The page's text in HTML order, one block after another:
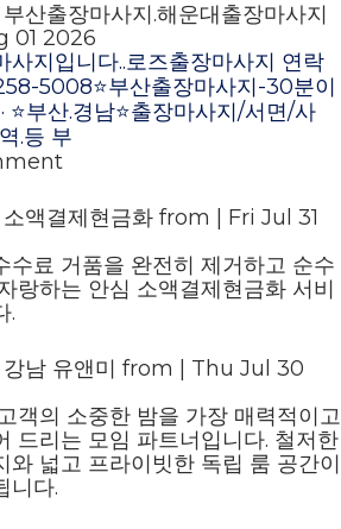
부산출장마사지.해운대출장마사지
01 2026
사지입니다..로즈출장마사지 연락
5008⭐️부산출장마사지-30분이
⭐️부산.경남⭐️출장마사지/서면/사
.등 부
소액결제현금화 from
Fri Jul 31
수료 거품을 완전히 제거하고 순수
랑하는 안심 소액결제현금화 서비
.
강남 유앤미 from
Thu Jul 30
객의 소중한 밤을 가장 매력적이고
드리는 모임 파트너입니다. 철저한
와 넓고 프라이빗한 독립 룸 공간이
니다.